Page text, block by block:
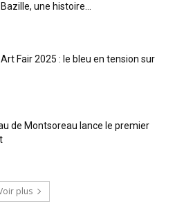
une histoire...
Fair 2025 : le bleu en tension sur
de Montsoreau lance le premier
plus